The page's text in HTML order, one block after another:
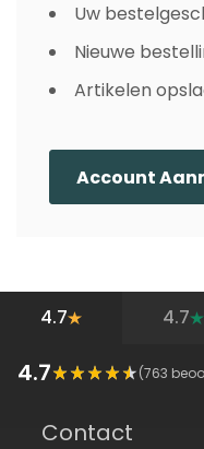
Uw
Nieuwe
Artikelen
Account
4.7 4.7
4.7 (763
Contact